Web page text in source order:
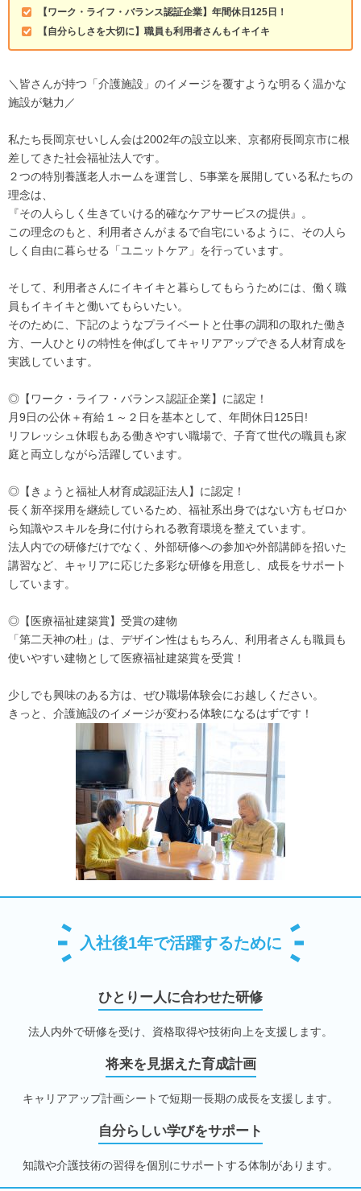
【ワーク・ライフ・バランス認証企業】年間休日125日！
【自分らしさを大切に】職員も利用者さんもイキイキ
＼皆さんが持つ「介護施設」のイメージを覆すような明るく温かな
施設が魅力／
私たち長岡京せいしん会は2002年の設立以来、京都府長岡京市に根
差してきた社会福祉法人です。
２つの特別養護老人ホームを運営し、5事業を展開している私たちの
理念は、
『その人らしく生きていける的確なケアサービスの提供』。
この理念のもと、利用者さんがまるで自宅にいるように、その人ら
しく自由に暮らせる「ユニットケア」を行っています。
そして、利用者さんにイキイキと暮らしてもらうためには、働く職
員もイキイキと働いてもらいたい。
そのために、下記のようなプライベートと仕事の調和の取れた働き
方、一人ひとりの特性を伸ばしてキャリアアップできる人材育成を
実践しています。
◎【ワーク・ライフ・バランス認証企業】に認定！
月9日の公休＋有給１～２日を基本として、年間休日125日!
リフレッシュ休暇もある働きやすい職場で、子育て世代の職員も家
庭と両立しながら活躍しています。
◎【きょうと福祉人材育成認証法人】に認定！
長く新卒採用を継続しているため、福祉系出身ではない方もゼロか
ら知識やスキルを身に付けられる教育環境を整えています。
法人内での研修だけでなく、外部研修への参加や外部講師を招いた
講習など、キャリアに応じた多彩な研修を用意し、成長をサポート
しています。
◎【医療福祉建築賞】受賞の建物
「第二天神の杜」は、デザイン性はもちろん、利用者さんも職員も
使いやすい建物として医療福祉建築賞を受賞！
少しでも興味のある方は、ぜひ職場体験会にお越しください。
きっと、介護施設のイメージが変わる体験になるはずです！
入社後1年で活躍するために
ひとりー人に合わせた研修
法人内外で研修を受け、資格取得や技術向上を支援します。
将来を見据えた育成計画
キャリアアップ計画シートで短期一長期の成長を支援します。
自分らしい学びをサポート
知識や介護技術の習得を個別にサポートする体制があります。